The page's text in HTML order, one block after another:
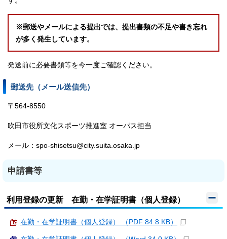
※郵送やメールによる提出では、提出書類の不足や書き忘れ
が多く発生しています。
発送前に必要書類等を今一度ご確認ください。
郵送先（メール送信先）
〒564-8550
吹田市役所文化スポーツ推進室 オーパス担当
メール：spo-shisetsu@city.suita.osaka.jp
申請書等
利用登録の更新 在勤・在学証明書（個人登録）
在勤・在学証明書（個人登録） （PDF 84.8 KB）